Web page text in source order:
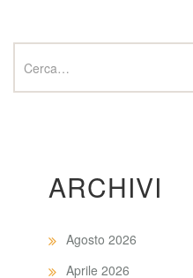
ARCHIVI
Agosto 2026
Aprile 2026